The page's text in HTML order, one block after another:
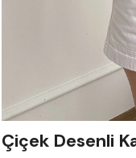
Çiçek Desenli